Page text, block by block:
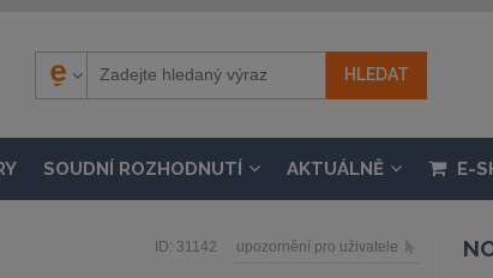
SOUDNÍ ROZHODNUTÍ AKTUÁLNĚ E-
ID: 31142 upozornění pro uživatele